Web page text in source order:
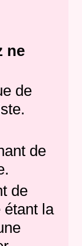
ne
de
de
de
étant la